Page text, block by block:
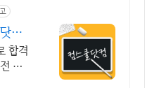
컴
티
합격
강